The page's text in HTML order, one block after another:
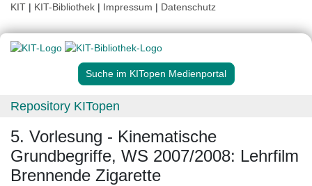
KIT | KIT-Bibliothek | Impressum | Datenschutz
Suche im KITopen Medienportal
Repository KITopen
5. Vorlesung - Kinematische
Grundbegriffe, WS 2007/2008: Lehrfilm
Brennende Zigarette